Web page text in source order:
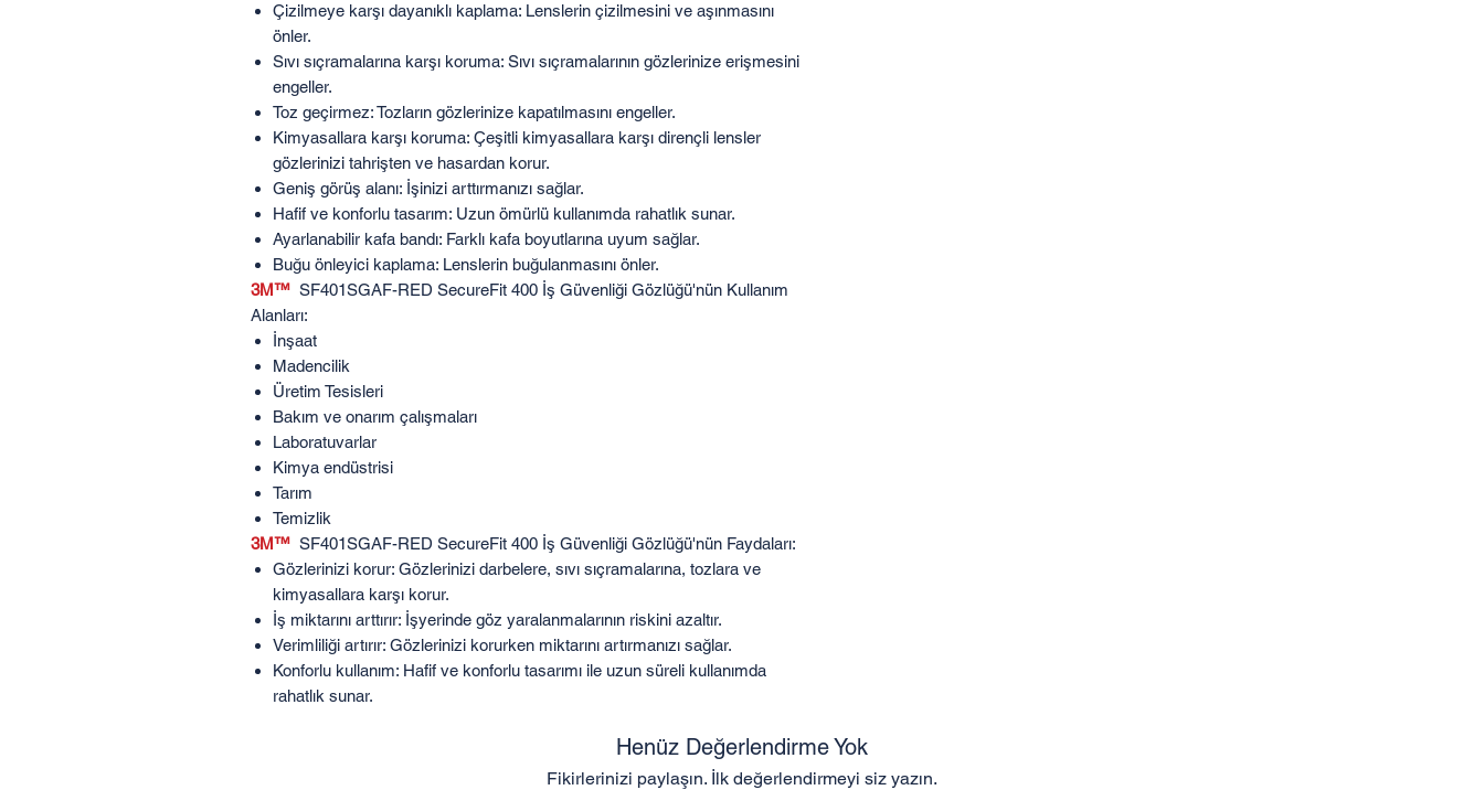
Çizilmeye karşı dayanıklı kaplama: Lenslerin çizilmesini ve aşınmasını
önler.
Sıvı sıçramalarına karşı koruma: Sıvı sıçramalarının gözlerinize erişmesini
engeller.
Toz geçirmez: Tozların gözlerinize kapatılmasını engeller.
Kimyasallara karşı koruma: Çeşitli kimyasallara karşı dirençli lensler
gözlerinizi tahrişten ve hasardan korur.
Geniş görüş alanı: İşinizi arttırmanızı sağlar.
Hafif ve konforlu tasarım: Uzun ömürlü kullanımda rahatlık sunar.
Ayarlanabilir kafa bandı: Farklı kafa boyutlarına uyum sağlar.
Buğu önleyici kaplama: Lenslerin buğulanmasını önler.
3M™ SF401SGAF-RED SecureFit 400 İş Güvenliği Gözlüğü'nün Kullanım
Alanları:
İnşaat
Madencilik
Üretim Tesisleri
Bakım ve onarım çalışmaları
Laboratuvarlar
Kimya endüstrisi
Tarım
Temizlik
3M™ SF401SGAF-RED SecureFit 400 İş Güvenliği Gözlüğü'nün Faydaları:
Gözlerinizi korur: Gözlerinizi darbelere, sıvı sıçramalarına, tozlara ve
kimyasallara karşı korur.
İş miktarını arttırır: İşyerinde göz yaralanmalarının riskini azaltır.
Verimliliği artırır: Gözlerinizi korurken miktarını artırmanızı sağlar.
Konforlu kullanım: Hafif ve konforlu tasarımı ile uzun süreli kullanımda
rahatlık sunar.
Henüz Değerlendirme Yok
Fikirlerinizi paylaşın. İlk değerlendirmeyi siz yazın.